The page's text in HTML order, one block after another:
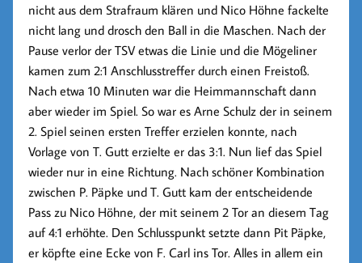
nicht aus dem Strafraum klären und Nico Höhne fackelte
nicht lang und drosch den Ball in die Maschen. Nach der
Pause verlor der TSV etwas die Linie und die Mögeliner
kamen zum 2:1 Anschlusstreffer durch einen Freistoß.
Nach etwa 10 Minuten war die Heimmannschaft dann
aber wieder im Spiel. So war esArne Schulz der in seinem
2. Spiel seinen ersten Treffer erzielen konnte, nach
Vorlage von T. Gutt erzielte er das 3:1. Nun lief das Spiel
wieder nur in eine Richtung. Nach schöner Kombination
zwischen P. Päpke und T. Gutt kam der entscheidende
Pass zu Nico Höhne, der mit seinem 2 Tor an diesem Tag
auf 4:1 erhöhte. Den Schlusspunkt setzte dann Pit Päpke,
er köpfte eine Ecke von F. Carl ins Tor. Alles in allem ein